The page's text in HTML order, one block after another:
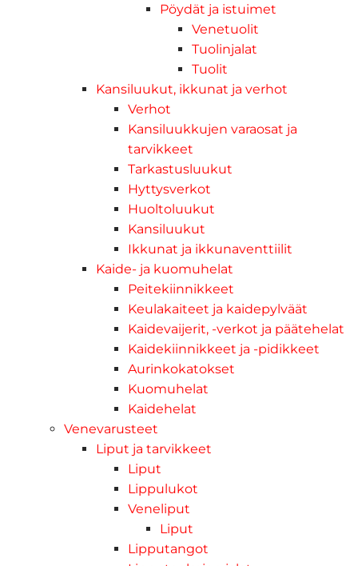
Pöydät ja istuimet
Venetuolit
Tuolinjalat
Tuolit
Kansiluukut, ikkunat ja verhot
Verhot
Kansiluukkujen varaosat ja
tarvikkeet
Tarkastusluukut
Hyttysverkot
Huoltoluukut
Kansiluukut
Ikkunat ja ikkunaventtiilit
Kaide- ja kuomuhelat
Peitekiinnikkeet
Keulakaiteet ja kaidepylväät
Kaidevaijerit, -verkot ja päätehelat
Kaidekiinnikkeet ja -pidikkeet
Aurinkokatokset
Kuomuhelat
Kaidehelat
Venevarusteet
Liput ja tarvikkeet
Liput
Lippulukot
Veneliput
Liput
Lipputangot